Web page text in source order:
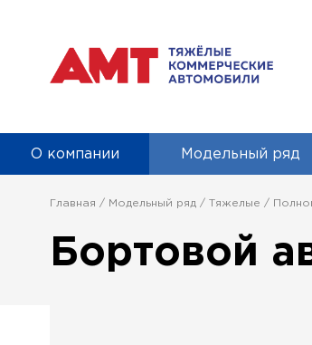
О компании Модельный ряд
Главная Модельный ряд Тяжелые
Бортовой